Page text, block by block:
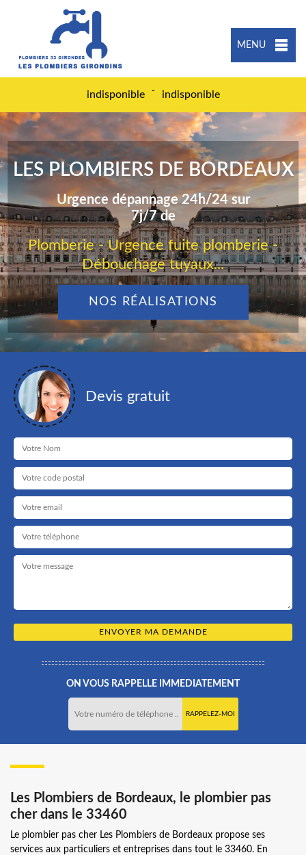
MENU
indisponible - indisponible
LES PLOMBIERS DE BORDEAUX
Urgence dépannage 24h/24 sur
7j/7 de
Plomberie - Urgence fuite plomberie -
Débouchage tuyaux...
NOS RÉALISATIONS
Devis gratuit
ON VOUS RAPPELLE IMMEDIATEMENT
Les Plombiers de Bordeaux, le plombier pas
cher dans le 33460
Le plombier pas cher Les Plombiers de Bordeaux propose ses
services aux particuliers et entreprises dans tout le 33460. En